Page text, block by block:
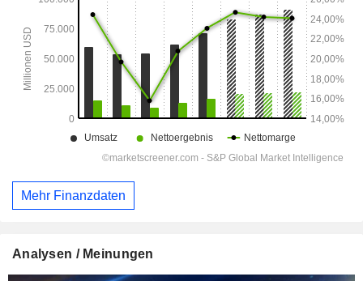
Mehr Finanzdaten
Analysen / Meinungen